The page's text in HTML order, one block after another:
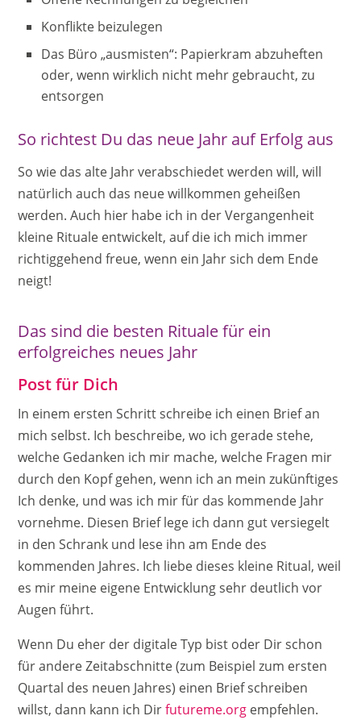
Konflikte beizulegen
Das Büro „ausmisten“: Papierkram abzuheften
oder, wenn wirklich nicht mehr gebraucht, zu
entsorgen
So richtest Du das neue Jahr auf Erfolg aus
So wie das alte Jahr verabschiedet werden will, will
natürlich auch das neue willkommen geheißen
werden. Auch hier habe ich in der Vergangenheit
kleine Rituale entwickelt, auf die ich mich immer
richtiggehend freue, wenn ein Jahr sich dem Ende
neigt!
Das sind die besten Rituale für ein
erfolgreiches neues Jahr
Post für Dich
In einem ersten Schritt schreibe ich einen Brief an
mich selbst. Ich beschreibe, wo ich gerade stehe,
welche Gedanken ich mir mache, welche Fragen mir
durch den Kopf gehen, wenn ich an mein zukünftiges
Ich denke, und was ich mir für das kommende Jahr
vornehme. Diesen Brief lege ich dann gut versiegelt
in den Schrank und lese ihn am Ende des
kommenden Jahres. Ich liebe dieses kleine Ritual, weil
es mir meine eigene Entwicklung sehr deutlich vor
Augen führt.
Wenn Du eher der digitale Typ bist oder Dir schon
für andere Zeitabschnitte (zum Beispiel zum ersten
Quartal des neuen Jahres) einen Brief schreiben
willst, dann kann ich Dirfutureme.org empfehlen.